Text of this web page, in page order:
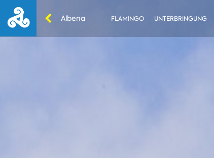
Albena FLAMINGO UNTERBRINGUNG